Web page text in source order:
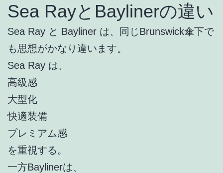
Sea RayとBaylinerの違い
Sea Ray と Bayliner は、同じBrunswick傘下で
も思想がかなり違います。
Sea Ray は、
高級感
大型化
快適装備
プレミアム感
を重視する。
一方Baylinerは、